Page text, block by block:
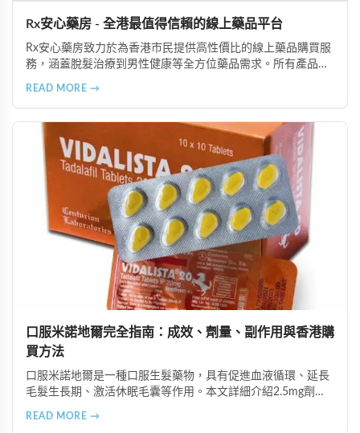
Rx安心藥房 - 全港最值得信賴的線上藥品平台
Rx安心藥房致力於為香港市民提供高性價比的線上藥品購買服
務，涵蓋脫髮治療到男性健康等全方位藥品需求。所有產品均
READ MORE →
口服米諾地爾完全指南：成效、劑量、副作用與香港購
買方法
口服米諾地爾是一種口服生髮藥物，具有促進血液循環、延長
毛髮生長期、激活休眠毛囊等作用。本文詳細介紹2.5mg劑量
READ MORE →